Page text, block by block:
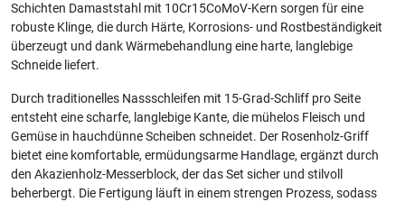
Schichten Damaststahl mit 10Cr15CoMoV-Kern sorgen für eine
robuste Klinge, die durch Härte, Korrosions- und Rostbeständigkeit
überzeugt und dank Wärmebehandlung eine harte, langlebige
Schneide liefert.
Durch traditionelles Nassschleifen mit 15-Grad-Schliff pro Seite
entsteht eine scharfe, langlebige Kante, die mühelos Fleisch und
Gemüse in hauchdünne Scheiben schneidet. Der Rosenholz-Griff
bietet eine komfortable, ermüdungsarme Handlage, ergänzt durch
den Akazienholz-Messerblock, der das Set sicher und stilvoll
beherbergt. Die Fertigung läuft in einem strengen Prozess, sodass